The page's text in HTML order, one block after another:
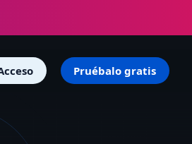
Pruébalo gratis